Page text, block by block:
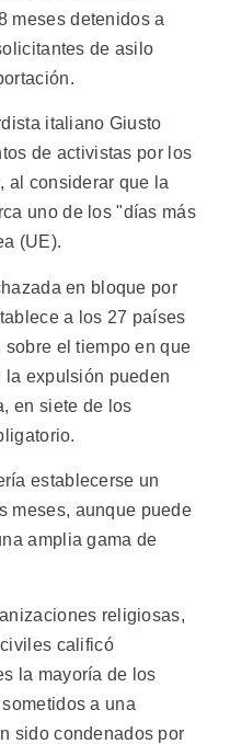
meses detenidos a
de asilo
italiano Giusto
de activistas por los
al considerar que la
uno de los "días más
(UE).
en bloque por
a los 27 países
el tiempo en que
la expulsión pueden
en siete de los
establecerse un
meses, aunque puede
amplia gama de
religiosas,
calificó
la mayoría de los
a una
sido condenados por